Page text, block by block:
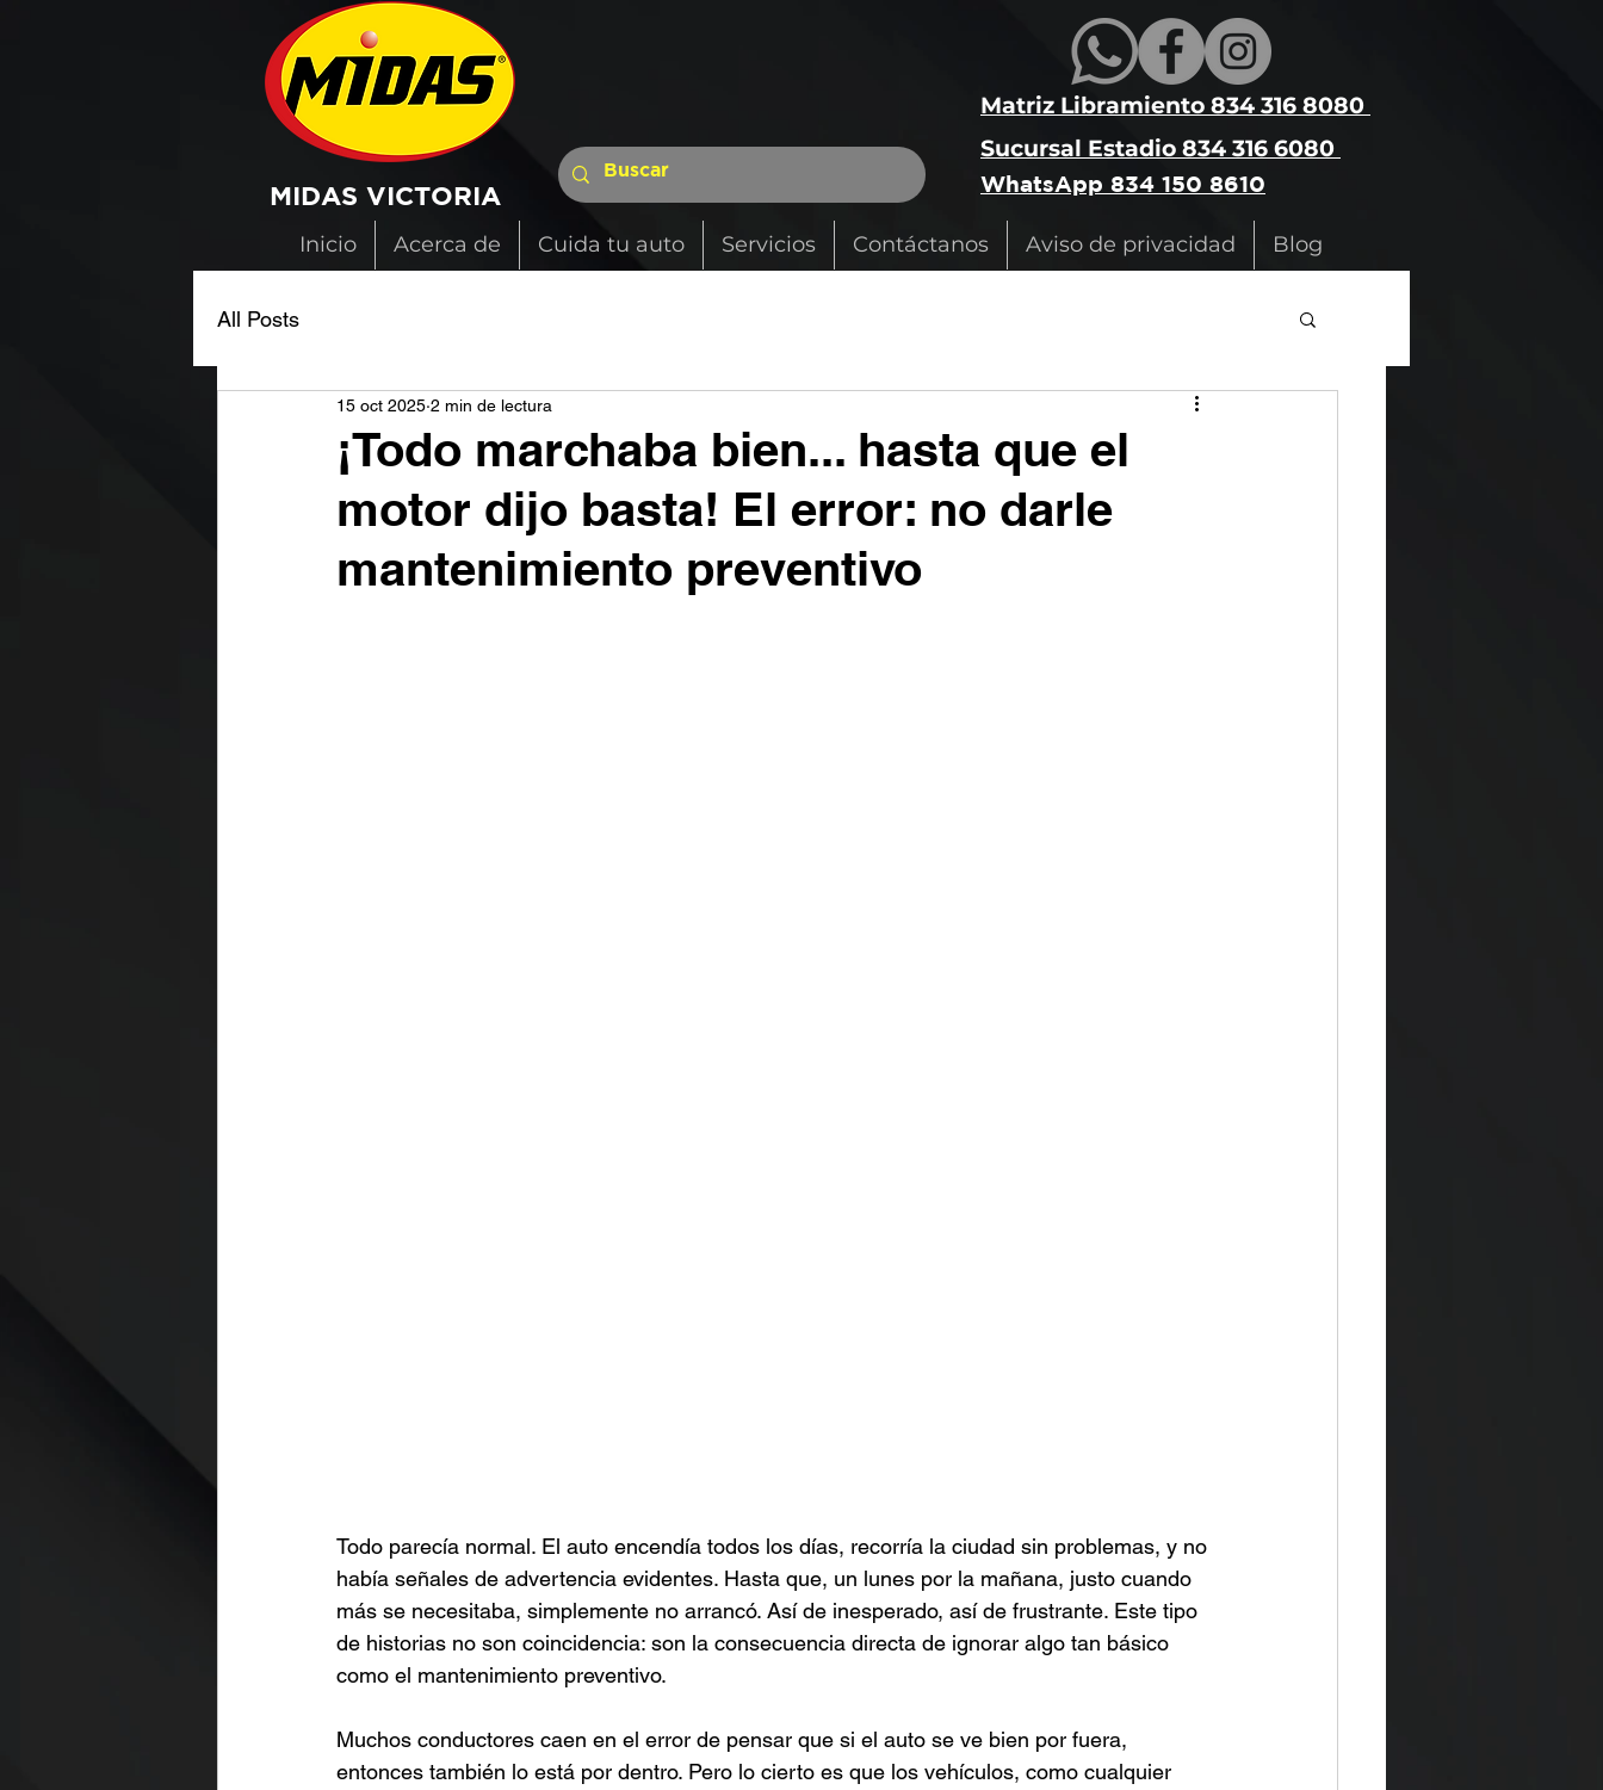
MIDAS VICTORIA
Matriz Libramiento 834 316 8080
Sucursal Estadio 834 316 6080
WhatsApp 834 150 8610
Inicio Acerca de Cuida tu auto Servicios Contáctanos Aviso de privacidad Blog
All Posts
¡Todo marchaba bien... hasta que el
motor dijo basta! El error: no darle
mantenimiento preventivo
15 oct 2025 2 min de lectura
Todo parecía normal. El auto encendía todos los días, recorría la ciudad sin problemas, y no
había señales de advertencia evidentes. Hasta que, un lunes por la mañana, justo cuando
más se necesitaba, simplemente no arrancó. Así de inesperado, así de frustrante. Este tipo
de historias no son coincidencia: son la consecuencia directa de ignorar algo tan básico
como el mantenimiento preventivo.
Muchos conductores caen en el error de pensar que si el auto se ve bien por fuera,
entonces también lo está por dentro. Pero lo cierto es que los vehículos, como cualquier